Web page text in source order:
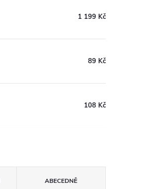
1 199 Kč
89 Kč
108 Kč
ABECEDNĚ